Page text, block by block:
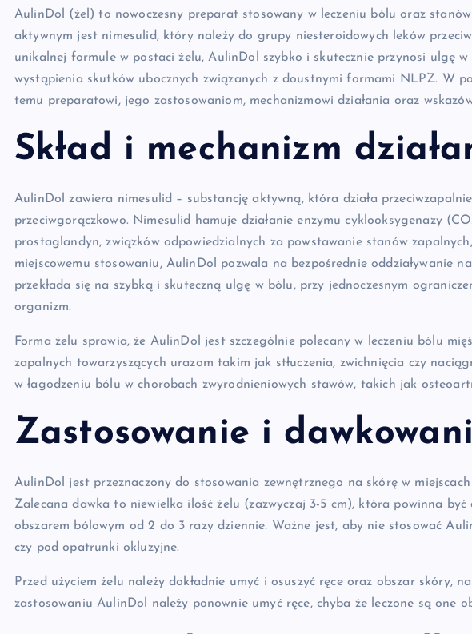
AulinDol (żel) to nowoczesny preparat stosowany w leczeniu bólu oraz stanów
aktywnym jest nimesulid, który należy do grupy niesteroidowych leków
unikalnej formule w postaci żelu, AulinDol szybko i skutecznie przynosi ulgę
wystąpienia skutków ubocznych związanych z doustnymi formami NLPZ. W
temu preparatowi, jego zastosowaniom, mechanizmowi działania oraz
Skład i mechanizm
AulinDol zawiera nimesulid – substancję aktywną, która działa
przeciwgorączkowo. Nimesulid hamuje działanie enzymu cyklooksygenazy
prostaglandyn, związków odpowiedzialnych za powstawanie stanów
miejscowemu stosowaniu, AulinDol pozwala na bezpośrednie oddziaływanie
przekłada się na szybką i skuteczną ulgę w bólu, przy jednoczesnym
organizm.
Forma żelu sprawia, że AulinDol jest szczególnie polecany w leczeniu bólu
zapalnych towarzyszących urazom takim jak stłuczenia, zwichnięcia czy
w łagodzeniu bólu w chorobach zwyrodnieniowych stawów, takich jak
Zastosowanie i
AulinDol jest przeznaczony do stosowania zewnętrznego na skórę w
Zalecana dawka to niewielka ilość żelu (zazwyczaj 3-5 cm), która powinna
obszarem bólowym od 2 do 3 razy dziennie. Ważne jest, aby nie stosować
czy pod opatrunki okluzyjne.
Przed użyciem żelu należy dokładnie umyć i osuszyć ręce oraz obszar skóry,
zastosowaniu AulinDol należy ponownie umyć ręce, chyba że leczone są one